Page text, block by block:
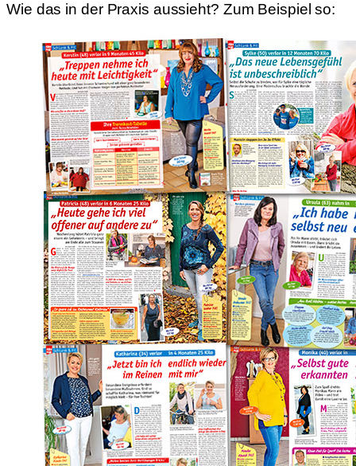
Wie das in der Praxis aussieht? Zum Beispiel so: